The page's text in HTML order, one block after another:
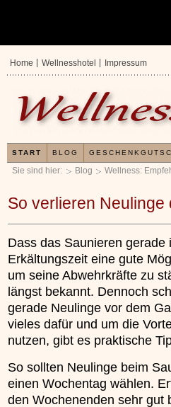
Sie sind hier: Blog Wellness:
So verlieren Neulinge
Dass das Saunieren gerade
Erkältungszeit eine gute
um seine Abwehrkräfte zu
längst bekannt. Dennoch
gerade Neulinge vor dem
vieles dafür und um die
nutzen, gibt es praktische
So sollten Neulinge beim
einen Wochentag wählen.
den Wochenenden sehr gut
Home Wellnesshotel Impressum
START BLOG